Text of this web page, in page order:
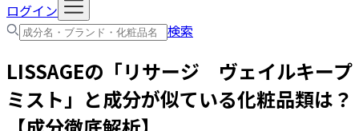
ログイン
検索
LISSAGEの「リサージ ヴェイルキープ
ミスト 」と成分が似ている化粧品類は？